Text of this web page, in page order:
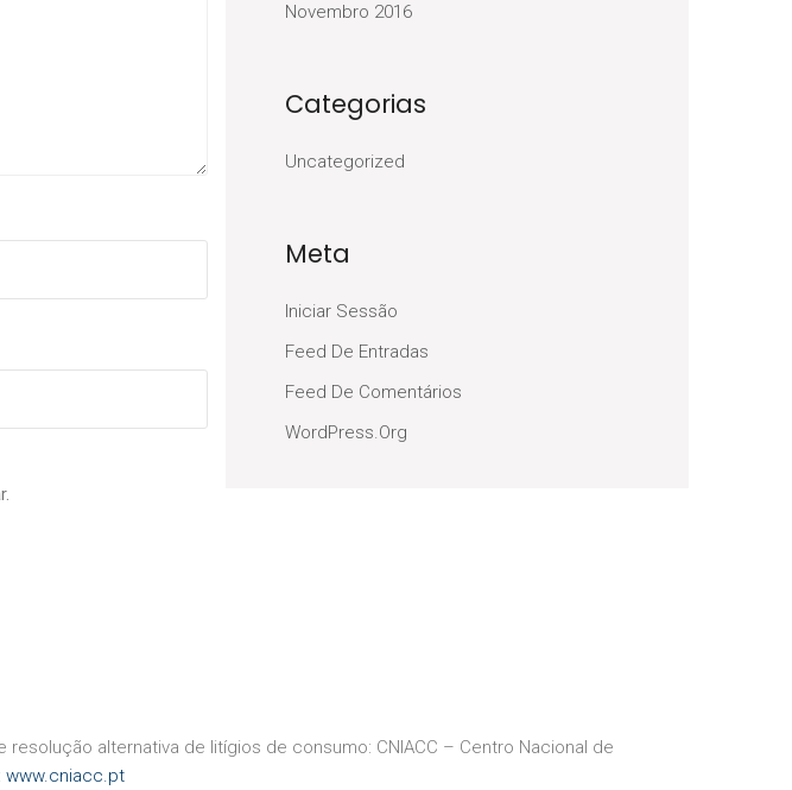
Novembro 2016
Categorias
Uncategorized
Meta
Iniciar Sessão
Feed De Entradas
Feed De Comentários
WordPress.org
alternativa de litígios de consumo: CNIACC – Centro Nacional de
www.cniacc.pt